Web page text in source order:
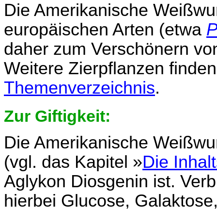
Die Amerikanische
europäischen Arten (etwa
daher zum Verschönern
Weitere Zierpflanzen
Themenverzeichnis.
Zur Giftigkeit:
Die Amerikanische
(vgl. das Kapitel »Die
Aglykon Diosgenin ist.
hierbei Glucose,